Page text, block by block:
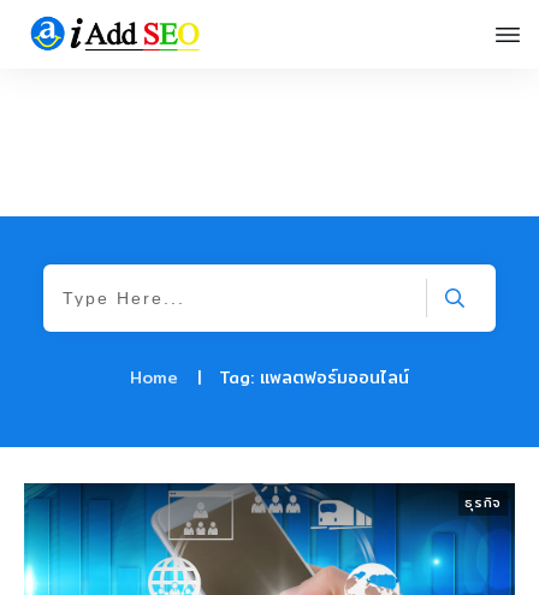
Home | Tag: แพลตฟอร์มออนไลน์
ธุรกิจ